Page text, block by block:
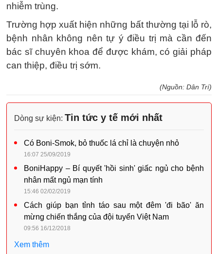
nhiễm trùng.
Trường hợp xuất hiện những bất thường tại lỗ rò,
bệnh nhân không nên tự ý điều trị mà cần đến
bác sĩ chuyên khoa để được khám, có giải pháp
can thiệp, điều trị sớm.
(Nguồn: Dân Trí)
Dòng sự kiện: Tin tức y tế mới nhất
Có Boni-Smok, bỏ thuốc lá chỉ là chuyện nhỏ
16:07 25/09/2019
BoniHappy – Bí quyết 'hồi sinh' giấc ngủ cho bệnh
nhân mất ngủ mạn tính
15:46 02/02/2019
Cách giúp bạn tỉnh táo sau một đêm 'đi bão' ăn
mừng chiến thắng của đội tuyển Việt Nam
09:56 16/12/2018
Xem thêm